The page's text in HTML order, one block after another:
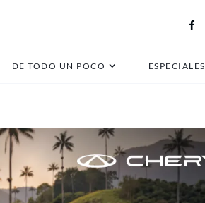
DE TODO UN POCO ESPECIALES
onix sedan